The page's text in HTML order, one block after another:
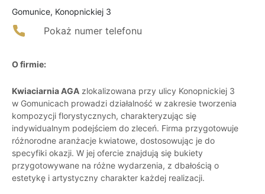
Gomunice, Konopnickiej 3
Pokaż numer telefonu
O firmie:
Kwiaciarnia AGA zlokalizowana przy ulicy Konopnickiej 3
w Gomunicach prowadzi działalność w zakresie tworzenia
kompozycji florystycznych, charakteryzując się
indywidualnym podejściem do zleceń. Firma przygotowuje
różnorodne aranżacje kwiatowe, dostosowując je do
specyfiki okazji. W jej ofercie znajdują się bukiety
przygotowywane na różne wydarzenia, z dbałością o
estetykę i artystyczny charakter każdej realizacji.